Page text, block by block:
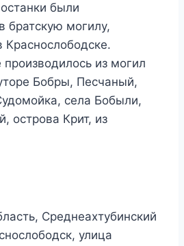
были
братскую могилу,
из могил
Бобры, Песчаный,
села Бобыли,
острова Крит, из
Среднеахтубинский
улица